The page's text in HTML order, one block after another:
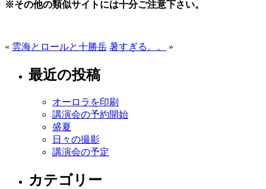
※その他の類似サイトには十分ご注意下さい。
« 雲海とロールと十勝岳 暑すぎる。。 »
最近の投稿
オーロラを印刷
講演会の予約開始
盛夏
日々の撮影
講演会の予定
カテゴリー